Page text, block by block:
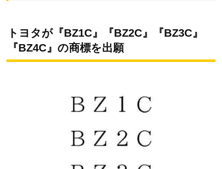
トヨタが『BZ1C』『BZ2C』『BZ3C』
『BZ4C』の商標を出願